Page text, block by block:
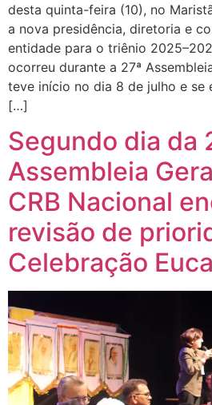
desta quinta-feira (10), no
a nova presidência, diretoria e
entidade para o triênio
ocorreu durante a 27ª
teve início no dia 8 de julho e se
[…]
Segundo dia da
Assembleia
CRB Nacional
revisão de
Celebração